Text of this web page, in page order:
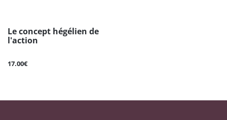
Le concept hégélien de
l'action
17.00€